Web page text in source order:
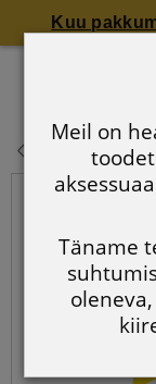
Kuu
Meil on
Täname